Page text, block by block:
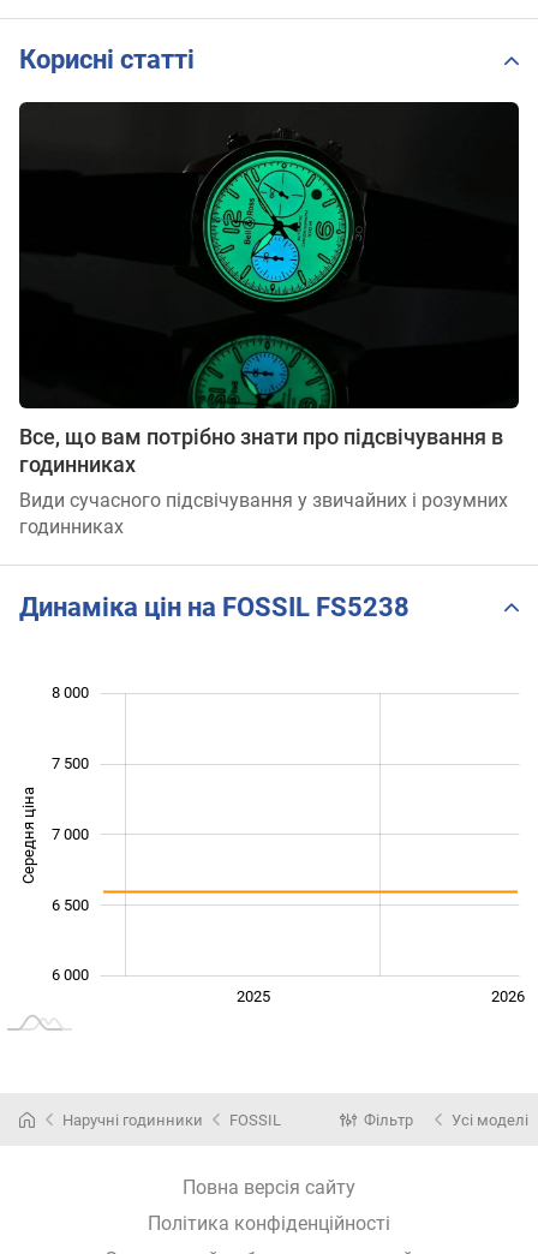
Корисні статті
Все, що вам потрібно знати про підсвічування в
годинниках
Види сучасного підсвічування у звичайних і розумних
годинниках
Динаміка цін на FOSSIL FS5238
Середня ціна 6 000
6 000
8 000
7 500
7 000
6 500
2025 2026
Наручні годинники FOSSIL Фільтр Усі моделі
Повна версія сайту
Політика конфіденційності